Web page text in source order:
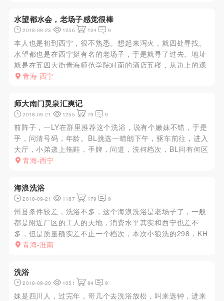
很。到了7店酒店进去后...
水望都水会，老场子感觉很棒
2018-09-23 1256 104 9
本人也是初到西宁，很不熟悉。想起来泻火，就四处寻找。
水望都也是在西宁挺有名的老场子，于是就寻了过去。地址
就是在五四大街青海师范学院对面的酒店五楼，从边上的观
光电梯上去就好。这里都是单间，上去换鞋之后服务生直接
是要充会员卡的。普通...
青海-西宁
师大南门灵泉汇爽记
2018-09-21 1255 79 9
前阵子，一LY在群里推荐这个洗浴，说有个嫩妹不错，于是
乎，问清号码，年龄。BL挑选一晴朗下午，驱车前往，进入
大厅，小弟递上拖鞋，手牌，问道，洗何档次，BL问有何区
别，小弟介绍，因为是开业期间，现在一律八二折，因为是
BL就是来找...
青海-西宁
海浪洗浴
2018-09-21 1187 179 9
州县条件较差，洗浴不多，这个海浪洗浴是老场子了，一般
都是附近厂区的工人的天地，消费水平其实和西宁也差不
多，但是质量确实差不止一个档次，本次小狼洗的298，KH
加manyou一次，选了4个，最后选定这个女子，四川绵阳
上过一遍，然后...
青海-淮南
洗浴
2018-09-20 1051 84 9
妹是四川人，过完年，哥几个去洗浴放松，叫来选钟，进来